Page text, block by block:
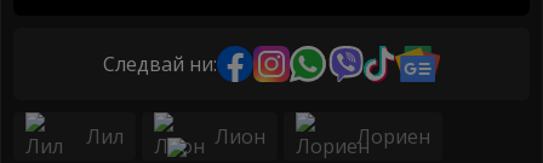
Следвай ни:
Лил Лион Лориен